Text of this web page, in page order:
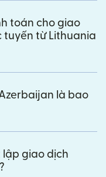
toán cho giao
tuyến từ Lithuania
là bao
lập giao dịch